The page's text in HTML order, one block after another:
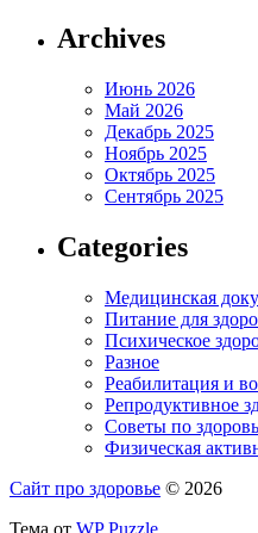
Archives
Июнь 2026
Май 2026
Декабрь 2025
Ноябрь 2025
Октябрь 2025
Сентябрь 2025
Categories
Медицинская
Питание для
Психическое
Разное
Реабилитация и
Репродуктивное
Советы по
Физическая
Сайт про здоровье © 2026
Тема от WP Puzzle